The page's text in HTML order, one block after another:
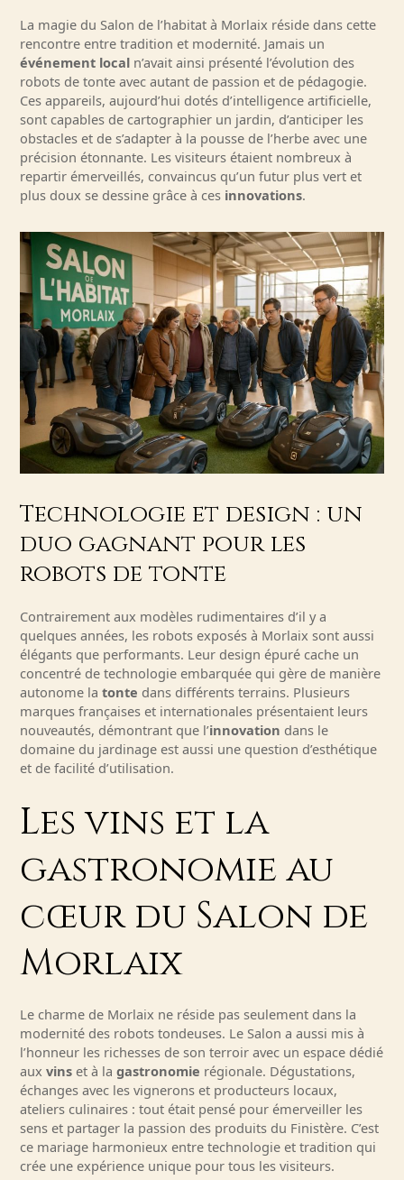
La magie du Salon de l’habitat à Morlaix réside dans cette
rencontre entre tradition et modernité. Jamais un
événement local n’avait ainsi présenté l’évolution des
robots de tonte avec autant de passion et de pédagogie.
Ces appareils, aujourd’hui dotés d’intelligence artificielle,
sont capables de cartographier un jardin, d’anticiper les
obstacles et de s’adapter à la pousse de l’herbe avec une
précision étonnante. Les visiteurs étaient nombreux à
repartir émerveillés, convaincus qu’un futur plus vert et
plus doux se dessine grâce à ces innovations.
Technologie et design : un
duo gagnant pour les
robots de tonte
Contrairement aux modèles rudimentaires d’il y a
quelques années, les robots exposés à Morlaix sont aussi
élégants que performants. Leur design épuré cache un
concentré de technologie embarquée qui gère de manière
autonome latonte dans différents terrains. Plusieurs
marques françaises et internationales présentaient leurs
nouveautés, démontrant que l’innovation dans le
domaine du jardinage est aussi une question d’esthétique
et de facilité d’utilisation.
Les vins et la
gastronomie au
cœur du Salon de
Morlaix
Le charme de Morlaix ne réside pas seulement dans la
modernité des robots tondeuses. Le Salon a aussi mis à
l’honneur les richesses de son terroir avec un espace dédié
auxvins et à lagastronomie régionale. Dégustations,
échanges avec les vignerons et producteurs locaux,
ateliers culinaires : tout était pensé pour émerveiller les
sens et partager la passion des produits du Finistère. C’est
ce mariage harmonieux entre technologie et tradition qui
crée une expérience unique pour tous les visiteurs.